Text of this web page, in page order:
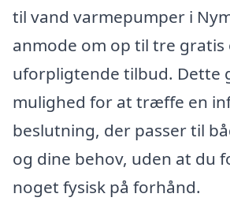
til vand varmepumper i
anmode om op til tre gratis
uforpligtende tilbud. Dette
mulighed for at træffe en
beslutning, der passer til
og dine behov, uden at du
noget fysisk på forhånd.